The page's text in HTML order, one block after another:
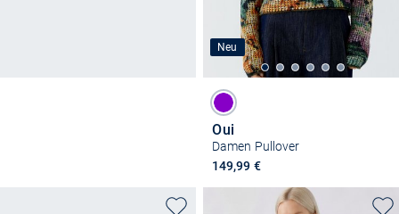
Neu
Oui
Damen Pullover
149,99 €